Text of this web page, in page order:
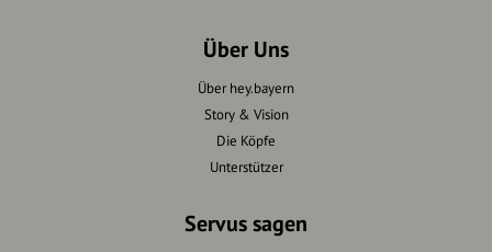
Über Uns
Über hey.bayern
Story & Vision
Die Köpfe
Unterstützer
Servus sagen